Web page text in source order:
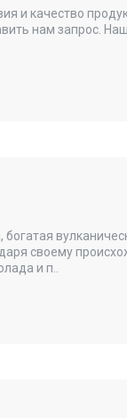
и качество
нам запрос.
своему
и п..